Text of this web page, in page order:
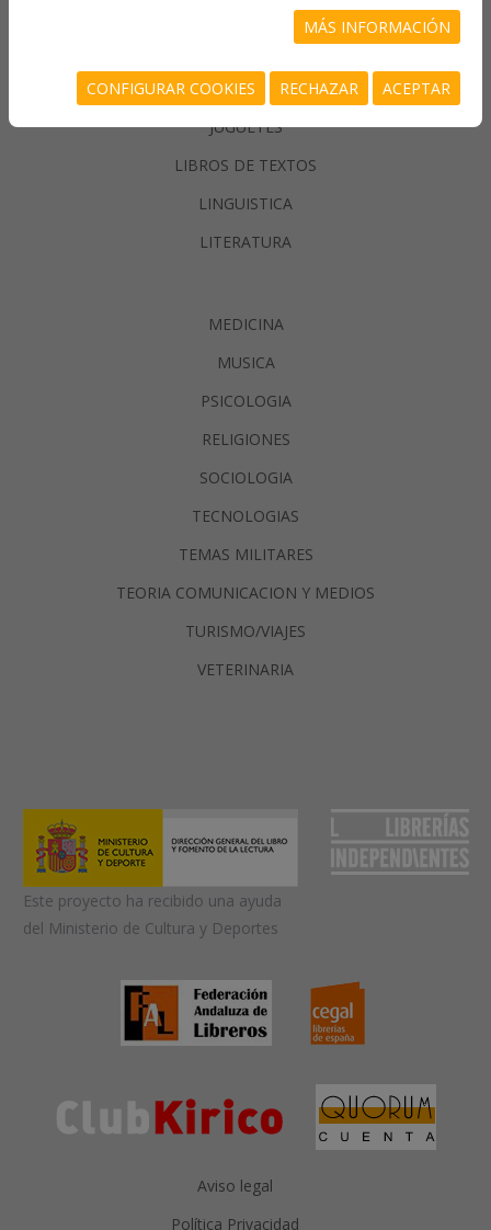
INFORMATICA
JUEGOS/PASATIEMPOS
JUGUETES
LIBROS DE TEXTOS
LINGUISTICA
LITERATURA
MEDICINA
MUSICA
PSICOLOGIA
RELIGIONES
SOCIOLOGIA
TECNOLOGIAS
TEMAS MILITARES
TEORIA COMUNICACION Y MEDIOS
TURISMO/VIAJES
VETERINARIA
Este proyecto ha recibido una ayuda
del Ministerio de Cultura y Deportes
Aviso legal
Política Privacidad
MÁS INFORMACIÓN
CONFIGURAR COOKIES RECHAZAR ACEPTAR